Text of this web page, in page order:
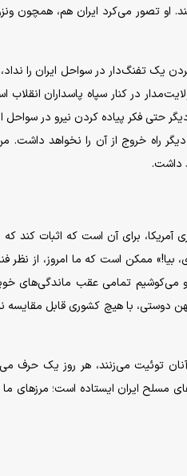
او تصور می‌کرد ایران هم، همچون
یک تفنگ‌دار در سواحل ایران را
در کنار سپاه پاسداران انقلاب
حتی فکر پیاده کردن نیرو در سواحل
راه خروج از آن را نخواهد داشت.
داشت.
برای آن است که اثبات کند که
ممکن است که ما امروز، از نظر
و می‌کوشیم تمامی عقب ماندگی‌های
دوستی، با هیچ کشوری قابل مقایسه
آنان توئیت می‌زنند، هر روز یک حرف
مسلح ایران ایستاده است؛ مرز‌های